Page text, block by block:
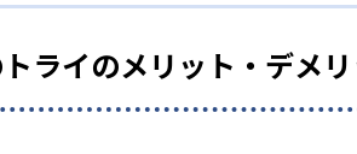
ライのメリット・デメ